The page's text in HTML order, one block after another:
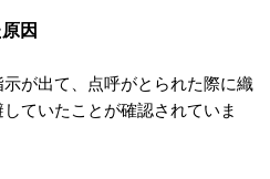
因
が出て、点呼がとられた際に織
ていたことが確認されていま